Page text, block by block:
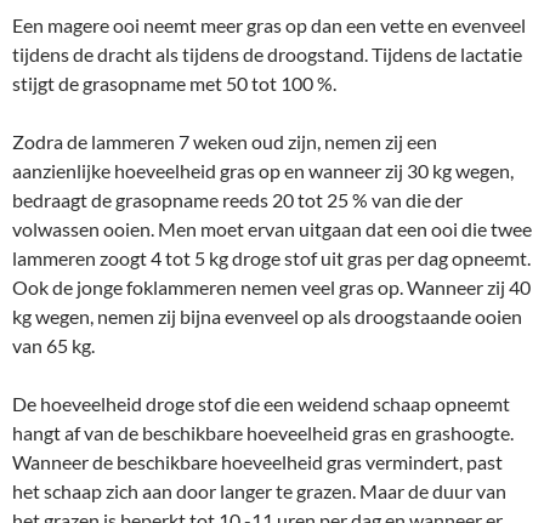
Een magere ooi neemt meer gras op dan een vette en evenveel
tijdens de dracht als tijdens de droogstand. Tijdens de lactatie
stijgt de grasopname met 50 tot 100 %.
Zodra de lammeren 7 weken oud zijn, nemen zij een
aanzienlijke hoeveelheid gras op en wanneer zij 30 kg wegen,
bedraagt de grasopname reeds 20 tot 25 % van die der
volwassen ooien. Men moet ervan uitgaan dat een ooi die twee
lammeren zoogt 4 tot 5 kg droge stof uit gras per dag opneemt.
Ook de jonge foklammeren nemen veel gras op. Wanneer zij 40
kg wegen, nemen zij bijna evenveel op als droogstaande ooien
van 65 kg.
De hoeveelheid droge stof die een weidend schaap opneemt
hangt af van de beschikbare hoeveelheid gras en grashoogte.
Wanneer de beschikbare hoeveelheid gras vermindert, past
het schaap zich aan door langer te grazen. Maar de duur van